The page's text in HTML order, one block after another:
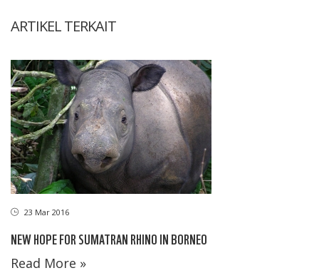
ARTIKEL TERKAIT
23 Mar 2016
NEW HOPE FOR SUMATRAN RHINO IN BORNEO
Read More »